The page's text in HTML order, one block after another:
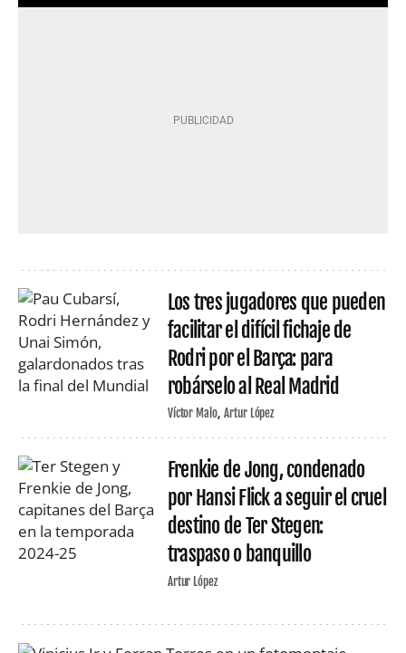
Los tres jugadores que pueden
facilitar el difícil fichaje de
Rodri por el Barça: para
robárselo al Real Madrid
Víctor Malo Artur López
Frenkie de Jong, condenado
por Hansi Flick a seguir el cruel
destino de Ter Stegen:
traspaso o banquillo
Artur López